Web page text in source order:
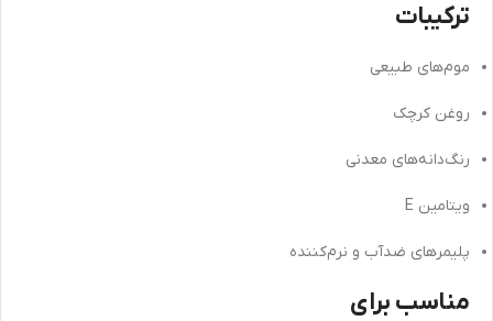
ترکیبات
موم‌های طبیعی
روغن کرچک
رنگ‌دانه‌های معدنی
ویتامین E
پلیمرهای ضدآب و نرم‌کننده
مناسب برای